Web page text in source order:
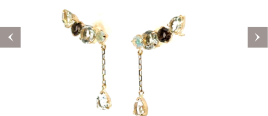
News
Sustainability Voice Catalog
JA CH